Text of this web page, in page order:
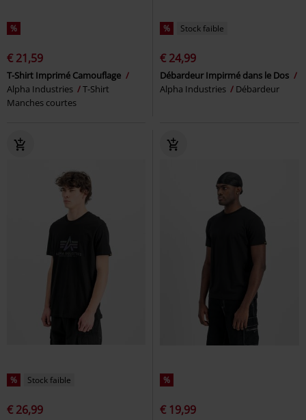
%
€ 21,59
T-Shirt Imprimé Camouflage
Alpha Industries
T-Shirt
Manches courtes
% Stock faible
€ 24,99
Débardeur Impirmé dans le Dos
Alpha Industries
Débardeur
% Stock faible
€ 26,99
%
€ 19,99